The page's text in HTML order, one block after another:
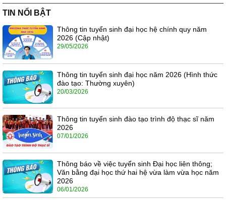
TIN NỔI BẬT
Thông tin tuyển sinh đại học hệ chính quy năm
2026 (Cập nhật)
29/05/2026
Thông tin tuyển sinh đại học năm 2026 (Hình thức
đào tạo: Thường xuyên)
20/03/2026
Thông tin tuyển sinh đào tạo trình độ thạc sĩ năm
2026
07/01/2026
Thông báo về việc tuyển sinh Đại học liên thông;
Văn bằng đại học thứ hai hệ vừa làm vừa học năm
2026
06/01/2026